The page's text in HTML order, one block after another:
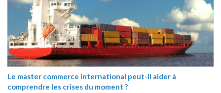
Le master commerce international peut-il aider à
comprendre les crises du moment ?